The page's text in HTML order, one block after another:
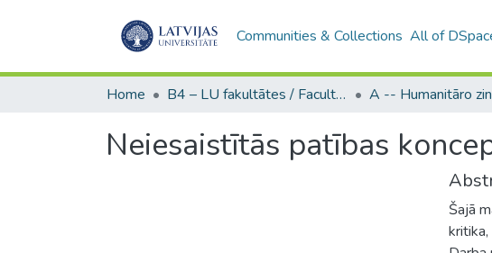
Communities & Collections All of
Home B4 – LU fakultātes / Faculties of the UL
Neiesaistītās patības
Šajā